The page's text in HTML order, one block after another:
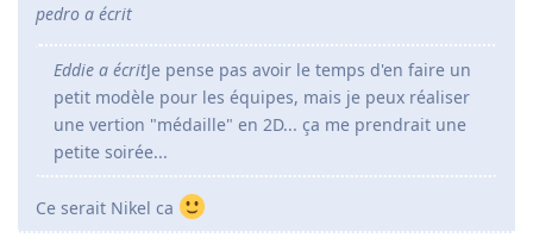
pedro a écrit
Eddie a écritJe pense pas avoir le temps d'en faire un
petit modèle pour les équipes, mais je peux réaliser
une vertion "médaille" en 2D... ça me prendrait une
petite soirée...
Ce serait Nikel ca